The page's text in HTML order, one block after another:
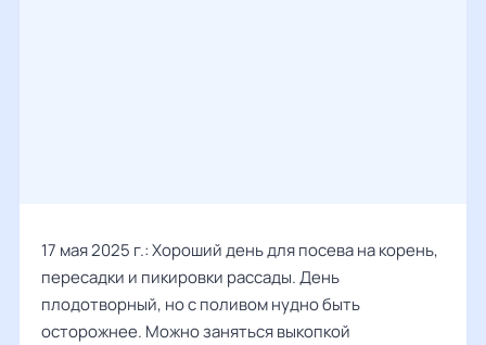
17 мая 2025 г.: Хороший день для посева на корень,
пересадки и пикировки рассады. День
плодотворный, но с поливом нудно быть
осторожнее. Можно заняться выкопкой